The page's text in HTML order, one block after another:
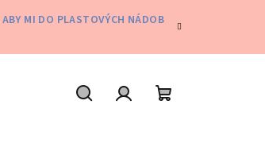
MI DO PLASTOVÝCH NÁDOB